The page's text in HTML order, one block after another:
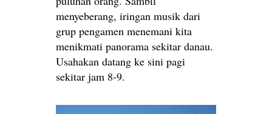
menyeberang, iringan musik dari
grup pengamen menemani kita
menikmati panorama sekitar danau.
Usahakan datang ke sini pagi
sekitar jam 8-9.